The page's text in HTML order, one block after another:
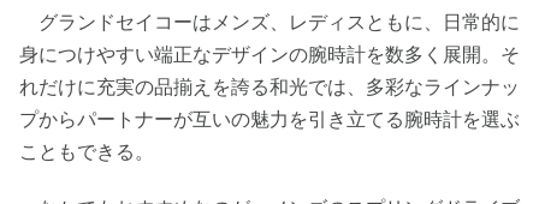
グランドセイコーはメンズ、レディスともに、日常的に
身につけやすい端正なデザインの腕時計を数多く展開。そ
れだけに充実の品揃えを誇る和光では、多彩なラインナッ
プからパートナーが互いの魅力を引き立てる腕時計を選ぶ
こともできる。